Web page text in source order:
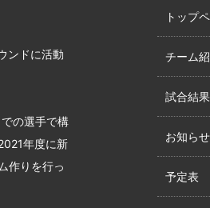
ンドに活動
の選手で構
年度に新
作りを行っ
トップ
チーム
試合結果
お知らせ
予定表